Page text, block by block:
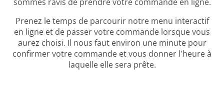
Prenez le temps de parcourir notre menu interactif
en ligne et de passer votre commande lorsque vous
aurez choisi. Il nous faut environ une minute pour
confirmer votre commande et vous donner l'heure à
laquelle elle sera prête.